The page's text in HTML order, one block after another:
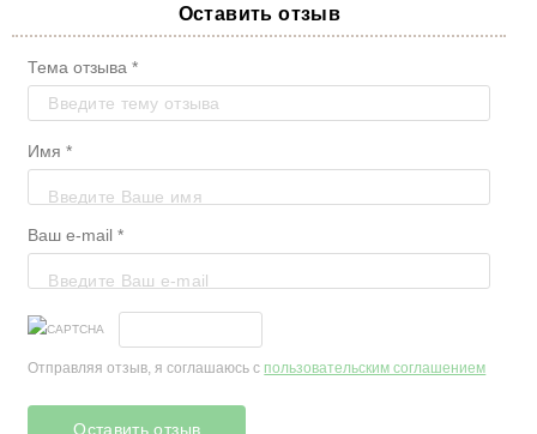
і живить шкіру протягом ночі. Мені
ефект є.
Крем чудовий, зволожує і красиво
У мене дуже суха шкіра, і цей
У мене ніколи не виникає відчуття
космос
Оставить отзыв
Тема отзыва *
Имя *
Ваш e-mail *
Отправляя отзыв, я соглашаюсь с пользовательским соглашением
Оставить отзыв